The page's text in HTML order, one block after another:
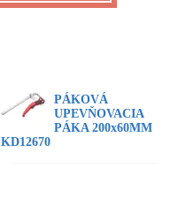
PÁKOVÁ
UPEVŇOVACIA
PÁKA 200x60MM
KD12670